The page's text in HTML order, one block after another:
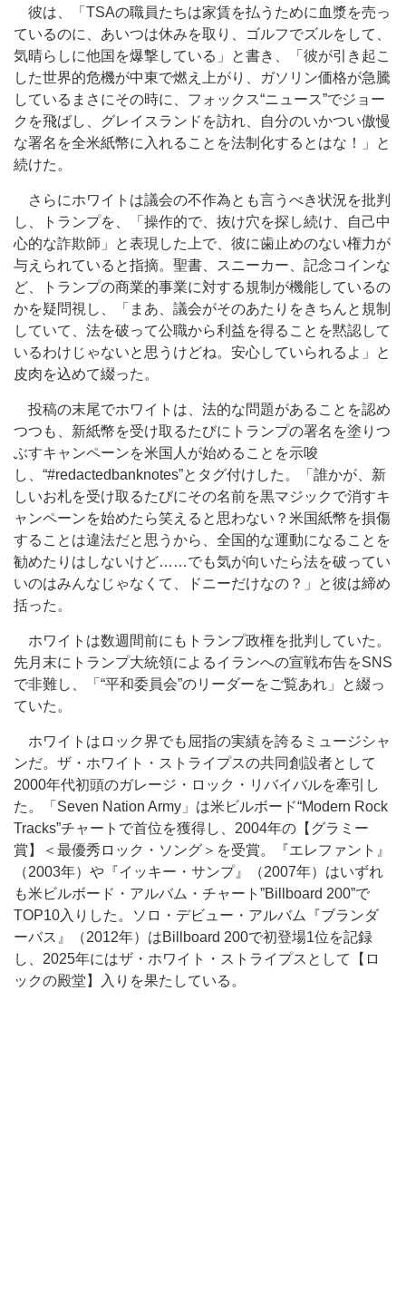
彼は、「TSAの職員たちは家賃を払うために血漿を売っ
ているのに、あいつは休みを取り、ゴルフでズルをして、
気晴らしに他国を爆撃している」と書き、「彼が引き起こ
した世界的危機が中東で燃え上がり、ガソリン価格が急騰
しているまさにその時に、フォックス“ニュース”でジョー
クを飛ばし、グレイスランドを訪れ、自分のいかつい傲慢
な署名を全米紙幣に入れることを法制化するとはな！」と
続けた。
さらにホワイトは議会の不作為とも言うべき状況を批判
し、トランプを、「操作的で、抜け穴を探し続け、自己中
心的な詐欺師」と表現した上で、彼に歯止めのない権力が
与えられていると指摘。聖書、スニーカー、記念コインな
ど、トランプの商業的事業に対する規制が機能しているの
かを疑問視し、「まあ、議会がそのあたりをきちんと規制
していて、法を破って公職から利益を得ることを黙認して
いるわけじゃないと思うけどね。安心していられるよ」と
皮肉を込めて綴った。
投稿の末尾でホワイトは、法的な問題があることを認め
つつも、新紙幣を受け取るたびにトランプの署名を塗りつ
ぶすキャンペーンを米国人が始めることを示唆
し、“#redactedbanknotes”とタグ付けした。「誰かが、新
しいお札を受け取るたびにその名前を黒マジックで消すキ
ャンペーンを始めたら笑えると思わない？米国紙幣を損傷
することは違法だと思うから、全国的な運動になることを
勧めたりはしないけど……でも気が向いたら法を破ってい
いのはみんなじゃなくて、ドニーだけなの？」と彼は締め
括った。
ホワイトは数週間前にもトランプ政権を批判していた。
先月末にトランプ大統領によるイランへの宣戦布告をSNS
で非難し、「“平和委員会”のリーダーをご覧あれ」と綴っ
ていた。
ホワイトはロック界でも屈指の実績を誇るミュージシャ
ンだ。ザ・ホワイト・ストライプスの共同創設者として
2000年代初頭のガレージ・ロック・リバイバルを牽引し
た。「Seven Nation Army」は米ビルボード“Modern Rock
Tracks”チャートで首位を獲得し、2004年の【グラミー
賞】＜最優秀ロック・ソング＞を受賞。『エレファント』
（2003年）や『イッキー・サンプ』（2007年）はいずれ
も米ビルボード・アルバム・チャート”Billboard 200”で
TOP10入りした。ソロ・デビュー・アルバム『ブランダ
ーバス』（2012年）はBillboard 200で初登場1位を記録
し、2025年にはザ・ホワイト・ストライプスとして【ロ
ックの殿堂】入りを果たしている。